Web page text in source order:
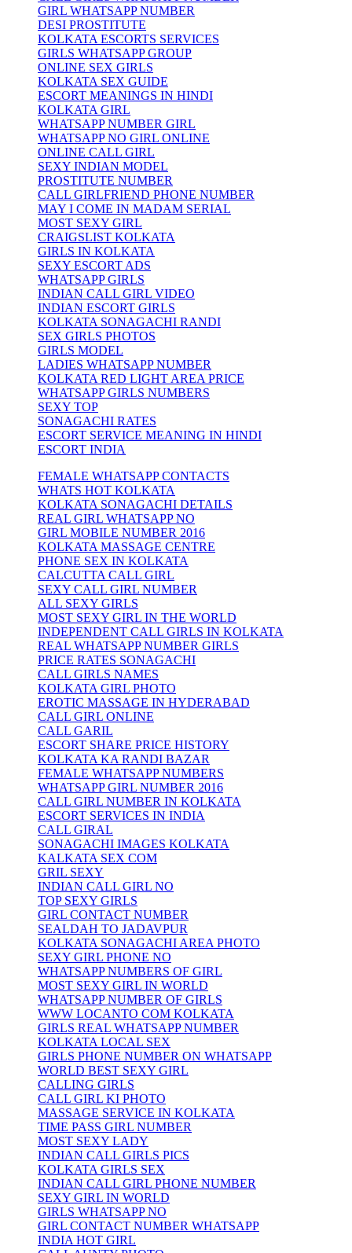
GIRL WHATSAPP NUMBER
DESI PROSTITUTE
KOLKATA ESCORTS SERVICES
GIRLS WHATSAPP GROUP
ONLINE SEX GIRLS
KOLKATA SEX GUIDE
ESCORT MEANINGS IN HINDI
KOLKATA GIRL
WHATSAPP NUMBER GIRL
WHATSAPP NO GIRL ONLINE
ONLINE CALL GIRL
SEXY INDIAN MODEL
PROSTITUTE NUMBER
CALL GIRLFRIEND PHONE NUMBER
MAY I COME IN MADAM SERIAL
MOST SEXY GIRL
CRAIGSLIST KOLKATA
GIRLS IN KOLKATA
SEXY ESCORT ADS
WHATSAPP GIRLS
INDIAN CALL GIRL VIDEO
INDIAN ESCORT GIRLS
KOLKATA SONAGACHI RANDI
SEX GIRLS PHOTOS
GIRLS MODEL
LADIES WHATSAPP NUMBER
KOLKATA RED LIGHT AREA PRICE
WHATSAPP GIRLS NUMBERS
SEXY TOP
SONAGACHI RATES
ESCORT SERVICE MEANING IN HINDI
ESCORT INDIA
FEMALE WHATSAPP CONTACTS
WHATS HOT KOLKATA
KOLKATA SONAGACHI DETAILS
REAL GIRL WHATSAPP NO
GIRL MOBILE NUMBER 2016
KOLKATA MASSAGE CENTRE
PHONE SEX IN KOLKATA
CALCUTTA CALL GIRL
SEXY CALL GIRL NUMBER
ALL SEXY GIRLS
MOST SEXY GIRL IN THE WORLD
INDEPENDENT CALL GIRLS IN KOLKATA
REAL WHATSAPP NUMBER GIRLS
PRICE RATES SONAGACHI
CALL GIRLS NAMES
KOLKATA GIRL PHOTO
EROTIC MASSAGE IN HYDERABAD
CALL GIRL ONLINE
CALL GARIL
ESCORT SHARE PRICE HISTORY
KOLKATA KA RANDI BAZAR
FEMALE WHATSAPP NUMBERS
WHATSAPP GIRL NUMBER 2016
CALL GIRL NUMBER IN KOLKATA
ESCORT SERVICES IN INDIA
CALL GIRAL
SONAGACHI IMAGES KOLKATA
KALKATA SEX COM
GRIL SEXY
INDIAN CALL GIRL NO
TOP SEXY GIRLS
GIRL CONTACT NUMBER
SEALDAH TO JADAVPUR
KOLKATA SONAGACHI AREA PHOTO
SEXY GIRL PHONE NO
WHATSAPP NUMBERS OF GIRL
MOST SEXY GIRL IN WORLD
WHATSAPP NUMBER OF GIRLS
WWW LOCANTO COM KOLKATA
GIRLS REAL WHATSAPP NUMBER
KOLKATA LOCAL SEX
GIRLS PHONE NUMBER ON WHATSAPP
WORLD BEST SEXY GIRL
CALLING GIRLS
CALL GIRL KI PHOTO
MASSAGE SERVICE IN KOLKATA
TIME PASS GIRL NUMBER
MOST SEXY LADY
INDIAN CALL GIRLS PICS
KOLKATA GIRLS SEX
INDIAN CALL GIRL PHONE NUMBER
SEXY GIRL IN WORLD
GIRLS WHATSAPP NO
GIRL CONTACT NUMBER WHATSAPP
INDIA HOT GIRL